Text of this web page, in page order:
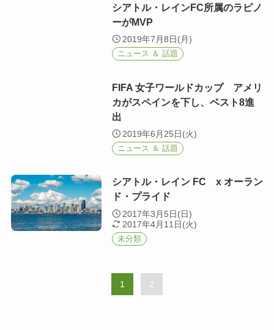
シアトル・レインFC所属のラピノ
ーがMVP
2019年7月8日(月)
ニュース ＆ 話題
FIFA 女子ワールドカップ アメリ
カがスペインを下し、ベスト8進
出
2019年6月25日(火)
ニュース ＆ 話題
シアトル・レイン FC x オーラン
ド・プライド
2017年3月5日(日)
2017年4月11日(火)
未分類
1 2